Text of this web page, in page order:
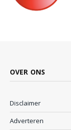
OVER ONS
Disclaimer
Adverteren